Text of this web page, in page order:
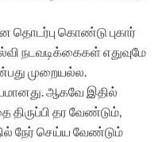
தொடர்பு கொண்டு புகார்
நடவடிக்கைகள் எதுவுமே
முறையல்ல.
ஆகவே இதில்
தர வேண்டும்,
நேர் செய்ய வேண்டும்